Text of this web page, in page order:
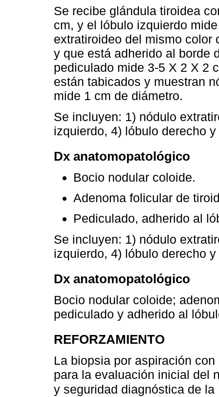
Se recibe glándula tiroidea
cm, y el lóbulo izquierdo
extratiroideo del mismo color
y que está adherido al borde
pediculado mide 3-5 X 2 X 2
están tabicados y muestran
mide 1 cm de diámetro.
Se incluyen: 1) nódulo
izquierdo, 4) lóbulo derecho
Dx anatomopatológico
Bocio nodular coloide.
Adenoma folicular de
Pediculado, adherido al
Se incluyen: 1) nódulo
izquierdo, 4) lóbulo derecho
Dx anatomopatológico
Bocio nodular coloide;
pediculado y adherido al
REFORZAMIENTO
La biopsia por aspiración
para la evaluación inicial del
y seguridad diagnóstica de